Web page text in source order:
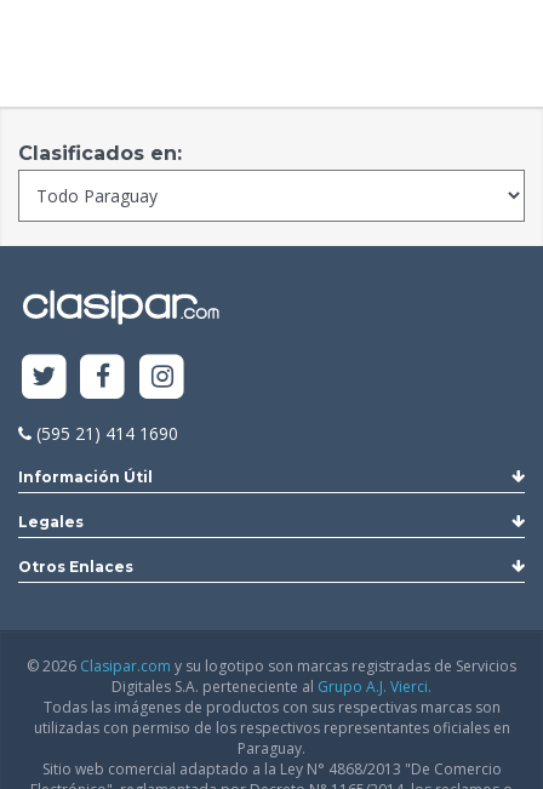
Clasificados en:
(595 21) 414 1690
Información Útil
Legales
Otros Enlaces
© 2026 Clasipar.com y su logotipo son marcas registradas de Servicios
Digitales S.A. perteneciente al Grupo A.J. Vierci.
Todas las imágenes de productos con sus respectivas marcas son
utilizadas con permiso de los respectivos representantes oficiales en
Paraguay.
Sitio web comercial adaptado a la Ley N° 4868/2013 "De Comercio